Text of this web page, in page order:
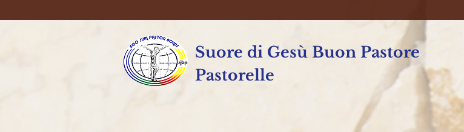
Suore di Gesù Buon Pastore
Pastorelle